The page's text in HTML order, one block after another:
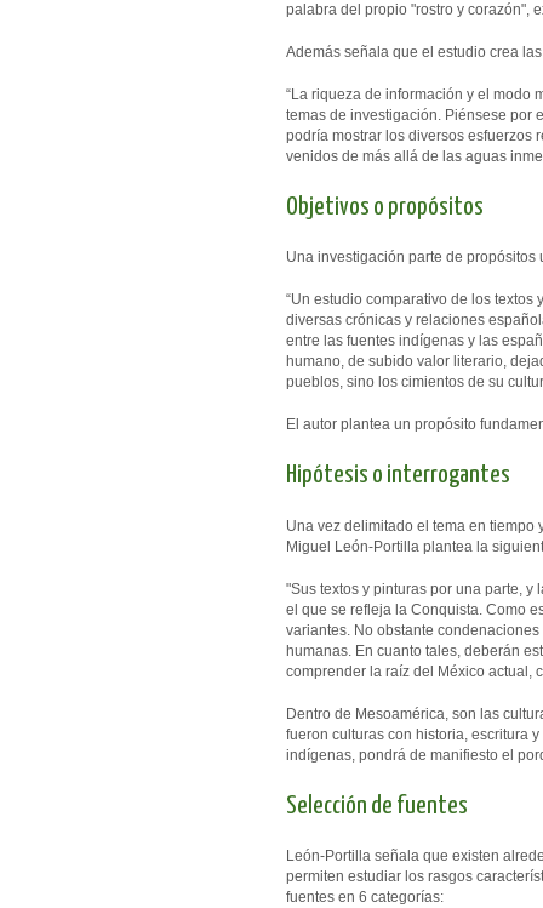
palabra del propio "rostro y corazón",
Además señala que el estudio crea
“La riqueza de información y el modo
temas de investigación. Piénsese por
podría mostrar los diversos esfuerzos
venidos de más allá de las aguas
Objetivos o propósitos
Una investigación parte de
“Un estudio comparativo de los
diversas crónicas y relaciones
entre las fuentes indígenas y las
humano, de subido valor literario,
pueblos, sino los cimientos de su
El autor plantea un propósito
Hipótesis o interrogantes
Una vez delimitado el tema en
Miguel León-Portilla plantea la
"Sus textos y pinturas por una parte,
el que se refleja la Conquista. Como
variantes. No obstante
humanas. En cuanto tales, deberán
comprender la raíz del México actual,
Dentro de Mesoamérica, son las
fueron culturas con historia, escritura
indígenas, pondrá de manifiesto el
Selección de fuentes
León-Portilla señala que existen
permiten estudiar los rasgos
fuentes en 6 categorías: